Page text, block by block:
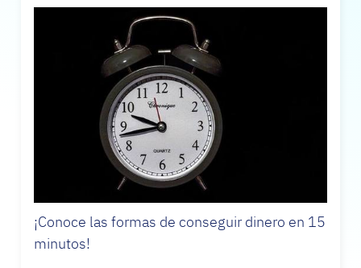
¡Conoce las formas de conseguir dinero en 15
minutos!